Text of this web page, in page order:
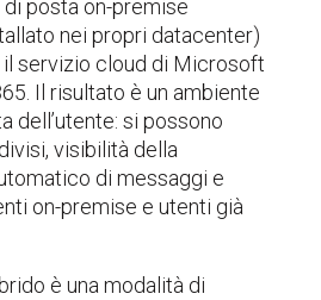
posta on-premise
nei propri datacenter)
il servizio cloud di Microsoft
Il risultato è un ambiente
dell’utente: si possono
visibilità della
di messaggi e
on-premise e utenti già
è una modalità di